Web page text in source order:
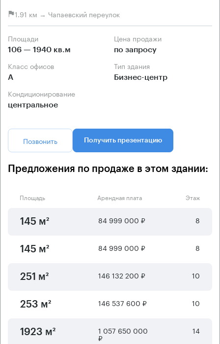
1.91 км → Чапаевский переулок
Площади
106 — 1940 кв.м
Цена продажи
по запросу
Класс офисов
А
Тип здания
Бизнес-центр
Кондиционирование
центральное
Позвонить Получить презентацию
Предложения по продаже в этом здании:
Площадь Арендная плата Этаж
145 м² 84 999 000 ₽ 8
145 м² 84 999 000 ₽ 8
251 м² 146 132 200 ₽ 10
253 м² 146 537 600 ₽ 10
1923 м² 1 057 650 000
₽
14